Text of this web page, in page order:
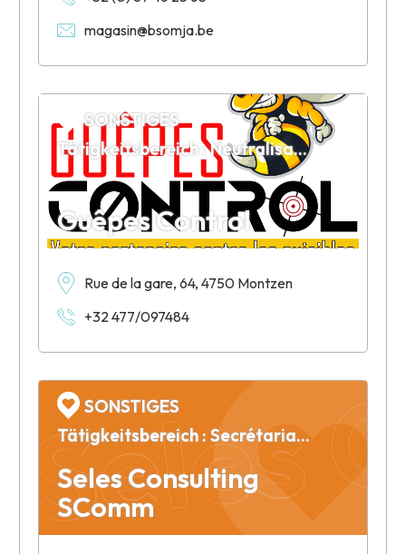
magasin@bsomja.be
Guêpes Control
SONSTIGES
Tätigkeitsbereich : Neutralisation de nids de guêpes et de frelons
Rue de la gare, 64, 4750 Montzen
+32 477/097484
Seles
Seles Consulting
SComm
SONSTIGES
Tätigkeitsbereich : Secrétariat, ressources humaines